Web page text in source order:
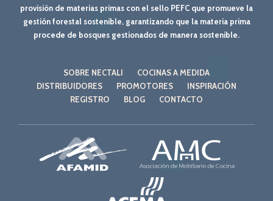
provisión de materias primas con el sello PEFC que promueve la
gestión forestal sostenible, garantizando que la materia prima
procede de bosques gestionados de manera sostenible.
SOBRE NECTALI
COCINAS A MEDIDA
DISTRIBUIDORES
PROMOTORES
INSPIRACIÓN
REGISTRO
BLOG CONTACTO